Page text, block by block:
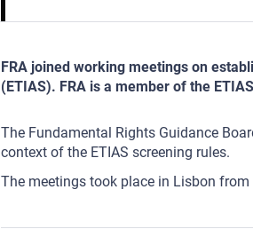
FRA joined working meetings on
(ETIAS). FRA is a member of the
The Fundamental Rights Guidance
context of the ETIAS screening rules.
The meetings took place in Lisbon from